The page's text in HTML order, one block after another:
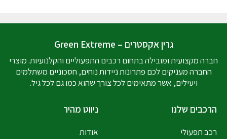
גרין אקסטרים – Green Extreme
חברה מקצועית ומובילה בתחום רכבים התפעוליים והקלנועיות. מוצרי
החברה מעניקים לכם פתרונות ניידות נוחים, חסכוניים משתלמים
ויעילים, אשר מתאימים לכל צורך שהוא כמו גם לכל גיל.
הרכבים שלנו
רכב תפעולי
ניווט מהיר
אודות